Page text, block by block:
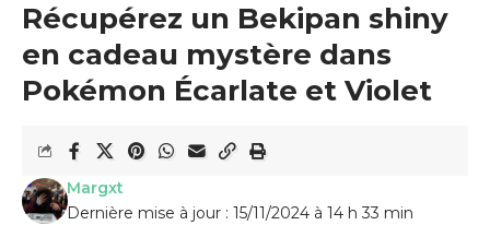
Récupérez un Bekipan shiny
en cadeau mystère dans
Pokémon Écarlate et Violet
Dernière mise à jour : 15/11/2024 à 14 h 33 min
Margxt